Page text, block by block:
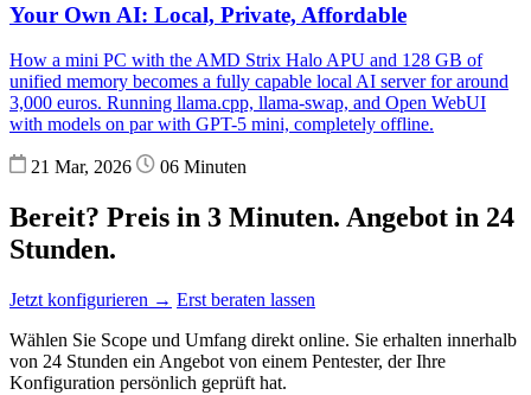
Your Own AI: Local, Private, Affordable
How a mini PC with the AMD Strix Halo APU and 128 GB of
unified memory becomes a fully capable local AI server for around
3,000 euros. Running llama.cpp, llama-swap, and Open WebUI
with models on par with GPT-5 mini, completely offline.
21 Mar, 2026 06 Minuten
Bereit? Preis in 3 Minuten. Angebot in 24
Stunden.
Jetzt konfigurieren → Erst beraten lassen
Wählen Sie Scope und Umfang direkt online. Sie erhalten innerhalb
von 24 Stunden ein Angebot von einem Pentester, der Ihre
Konfiguration persönlich geprüft hat.